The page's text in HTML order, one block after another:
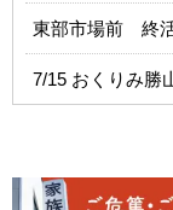
東部市場前 終
7/15 おくりみ勝